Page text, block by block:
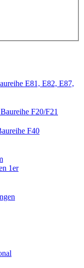
E81, E82, E87,
F20/F21
F40
1er